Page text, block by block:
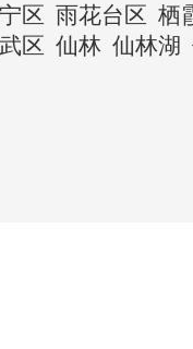
区 雨花台区 栖
区 仙林 仙林湖